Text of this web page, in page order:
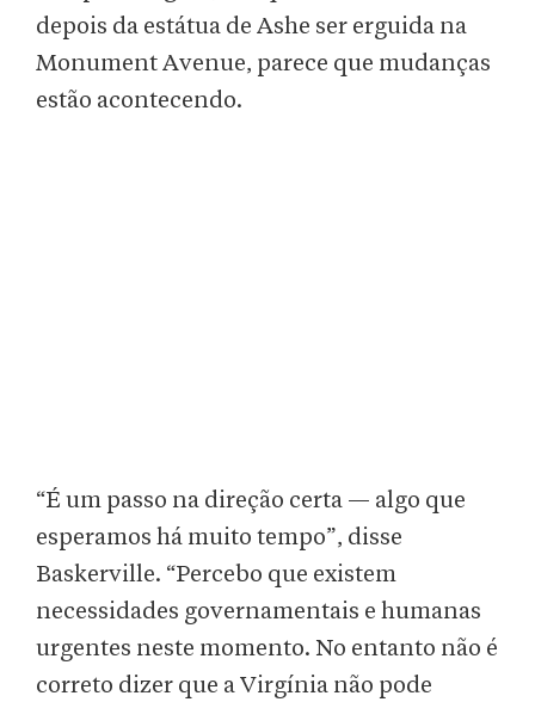
depois da estátua de Ashe ser erguida na
Monument Avenue, parece que mudanças
estão acontecendo.
“É um passo na direção certa — algo que
esperamos há muito tempo”, disse
Baskerville. “Percebo que existem
necessidades governamentais e humanas
urgentes neste momento. No entanto não é
correto dizer que a Virgínia não pode